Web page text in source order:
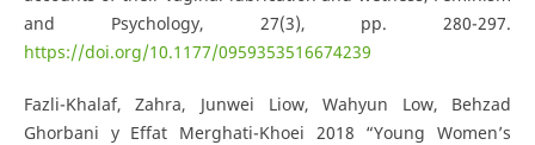
and Psychology, 27(3), pp. 280-297.
https://doi.org/10.1177/0959353516674239
Fazli-Khalaf, Zahra, Junwei Liow, Wahyun Low, Behzad
Ghorbani y Effat Merghati-Khoei 2018 “Young Women’s